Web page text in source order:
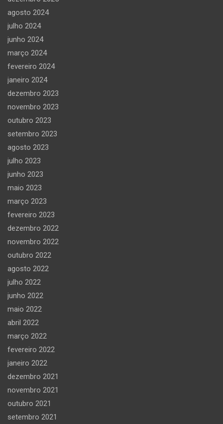
agosto 2024
julho 2024
junho 2024
março 2024
fevereiro 2024
janeiro 2024
dezembro 2023
novembro 2023
outubro 2023
setembro 2023
agosto 2023
julho 2023
junho 2023
maio 2023
março 2023
fevereiro 2023
dezembro 2022
novembro 2022
outubro 2022
agosto 2022
julho 2022
junho 2022
maio 2022
abril 2022
março 2022
fevereiro 2022
janeiro 2022
dezembro 2021
novembro 2021
outubro 2021
setembro 2021